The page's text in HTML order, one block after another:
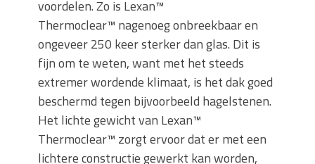
voordelen. Zo is Lexan™
Thermoclear™ nagenoeg onbreekbaar en
ongeveer 250 keer sterker dan glas. Dit is
fijn om te weten, want met het steeds
extremer wordende klimaat, is het dak goed
beschermd tegen bijvoorbeeld hagelstenen.
Het lichte gewicht van Lexan™
Thermoclear™ zorgt ervoor dat er met een
lichtere constructie gewerkt kan worden,